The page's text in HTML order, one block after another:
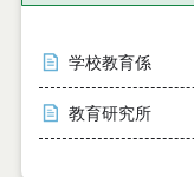
学校教育係
教育研究所